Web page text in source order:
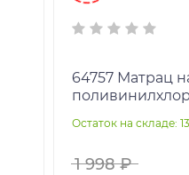
64757 Матрац
99х191х15 см,
Остаток на складе:
1 998 ₽